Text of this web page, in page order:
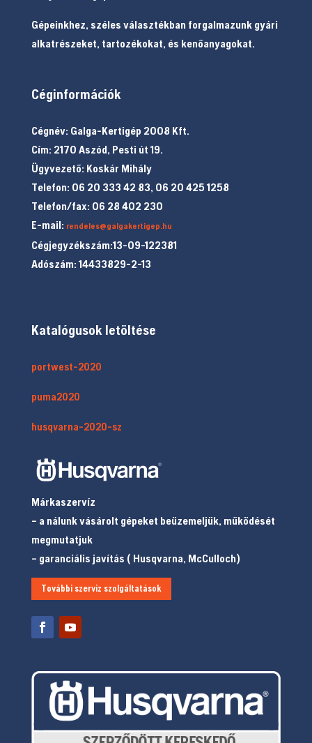
Gépeinkhez, széles választékban forgalmazunk gyári
alkatrészeket, tartozékokat, és kenőanyagokat.
Céginformációk
Cégnév: Galga-Kertigép 2008 Kft.
Cím: 2170 Aszód, Pesti út 19.
Ügyvezető: Koskár Mihály
Telefon: 06 20 333 42 83, 06 20 425 1258
Telefon/fax: 06 28 402 230
E-mail: rendeles@galgakertigep.hu
Cégjegyzékszám:13-09-122381
Adószám: 14433829-2-13
Katalógusok letöltése
portwest-2020
puma2020
husqvarna-2020-sz
Márkaszervíz
– a nálunk vásárolt gépeket beüzemeljük, működését
megmutatjuk
– garanciális javítás ( Husqvarna, McCulloch)
További szerviz szolgáltatások